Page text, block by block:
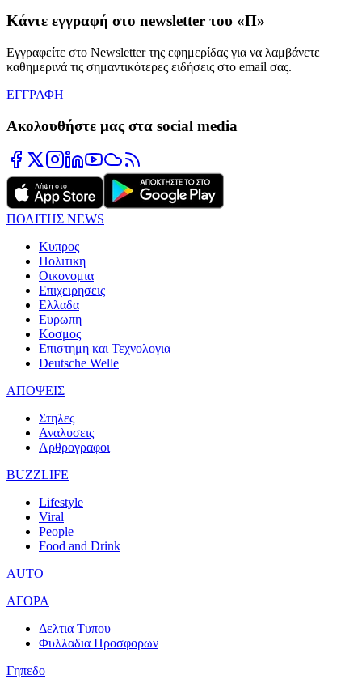
Κάντε εγγραφή στο newsletter του «Π»
Εγγραφείτε στο Newsletter της εφημερίδας για να λαμβάνετε
καθημερινά τις σημαντικότερες ειδήσεις στο email σας.
ΕΓΓΡΑΦΗ
Ακολουθήστε μας στα social media
ΠΟΛΙΤΗΣ NEWS
Κυπρος
Πολιτικη
Οικονομια
Επιχειρησεις
Ελλαδα
Ευρωπη
Κοσμος
Επιστημη και Τεχνολογια
Deutsche Welle
ΑΠΟΨΕΙΣ
Στηλες
Αναλυσεις
Αρθρογραφοι
BUZZLIFE
Lifestyle
Viral
People
Food and Drink
AUTO
ΑΓΟΡΑ
Δελτια Τυπου
Φυλλαδια Προσφορων
Γηπεδο